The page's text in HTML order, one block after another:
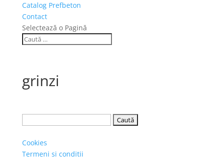
Catalog Prefbeton
Contact
Selectează o Pagină
grinzi
Cookies
Termeni si conditii